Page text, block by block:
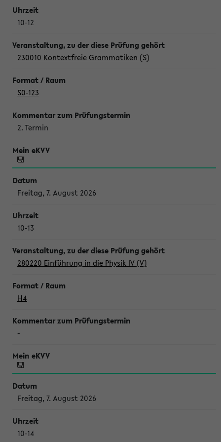
10-12
230010 Kontextfreie Grammatiken (S)
S0-123
2. Termin
Freitag, 7. August 2026
10-13
280220 Einführung in die Physik IV (V)
H4
-
Freitag, 7. August 2026
10-14